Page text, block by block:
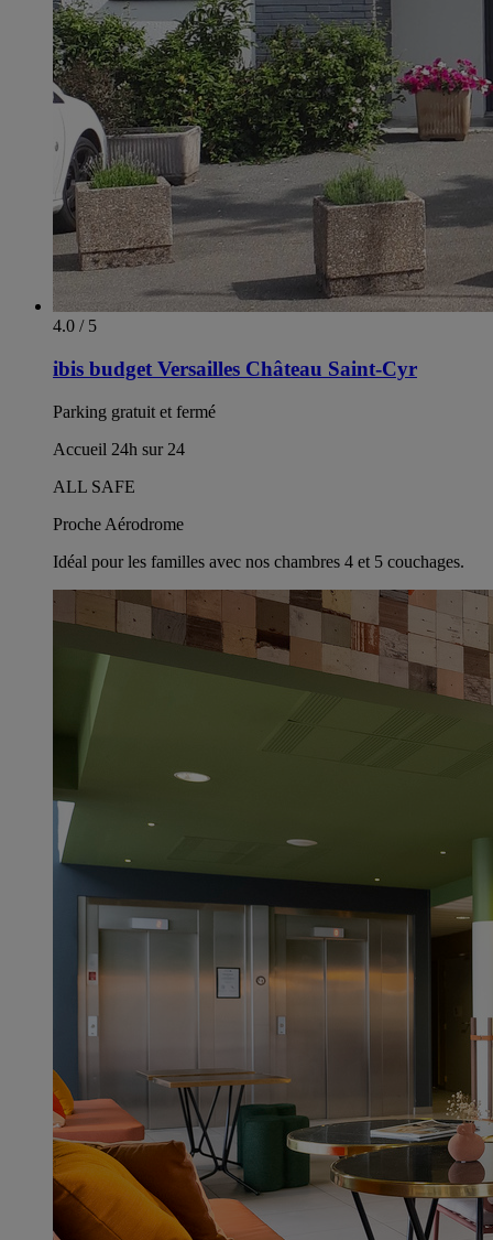
4.0 / 5
ibis budget Versailles Château Saint-Cyr
Parking gratuit et fermé
Accueil 24h sur 24
ALL SAFE
Proche Aérodrome
Idéal pour les familles avec nos chambres 4 et 5 couchages.